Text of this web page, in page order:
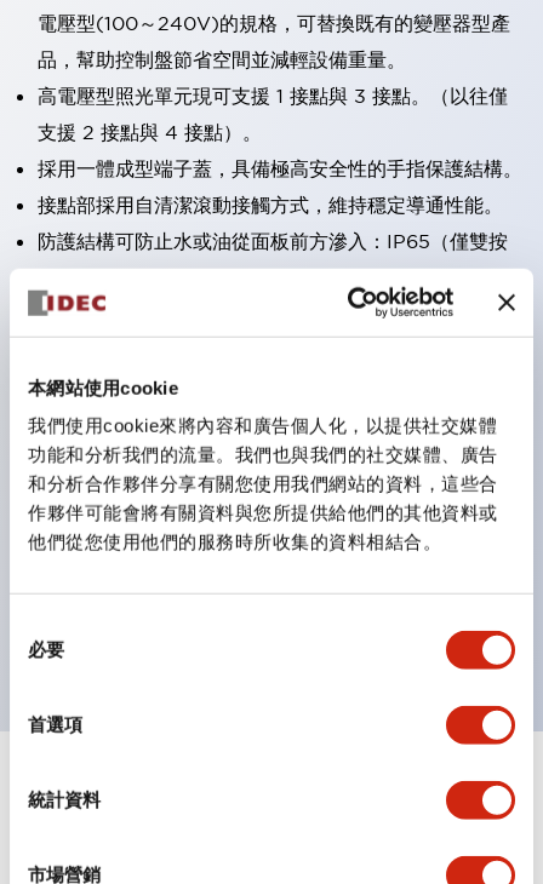
本網站使用cookie
我們使用cookie來將內容和廣告個人化，以提供社交媒體
功能和分析我們的流量。我們也與我們的社交媒體、廣告
和分析合作夥伴分享有關您使用我們網站的資料，這些合
作夥伴可能會將有關資料與您所提供給他們的其他資料或
他們從您使用他們的服務時所收集的資料相結合。
必要
首選項
統計資料
市場營銷
電壓型(100～240V)的規格，可替換既有的變壓器型產
品，幫助控制盤節省空間並減輕設備重量。
高電壓型照光單元現可支援 1 接點與 3 接點。（以往僅
支援 2 接點與 4 接點）。
採用一體成型端子蓋，具備極高安全性的手指保護結構。
接點部採用自清潔滾動接觸方式，維持穩定導通性能。
防護結構可防止水或油從面板前方滲入：IP65（僅雙按
雙按鈕開關，可將兩個獨立動作的按鈕以及一個指示燈這
完整支援全球各地需求的多種電壓規格。
一顆 LED 燈泡即可呈現六種顏色（LSRD 燈泡）。以往
需分色管理的 LED 燈泡，如今可用單一顆燈泡呈現多種
顏色。
支援色彩通用設計（CUD）：可清楚辨識正方平頭形指
顏色表現更明確鮮明，便於更多人識別。
規格 顯示全部+